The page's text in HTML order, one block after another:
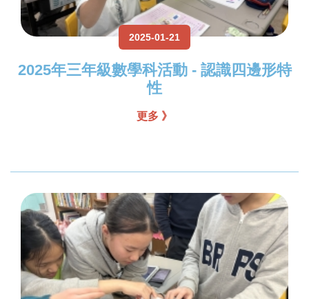
2025-01-21
2025年三年級數學科活動 - 認識四邊形特
性
更多 》